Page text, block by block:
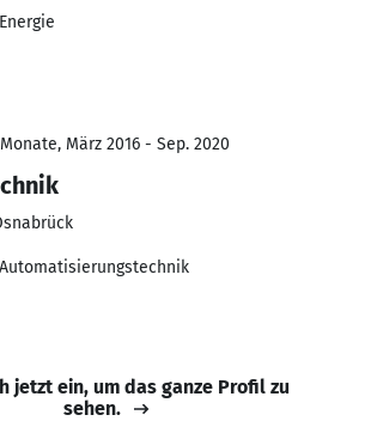
März 2016 - Sep. 2020
jetzt ein, um das ganze Profil zu
sehen.